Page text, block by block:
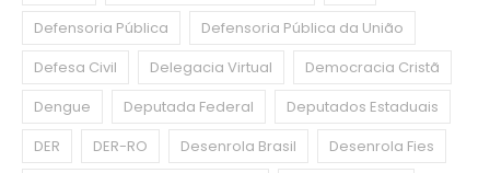
Defensoria Pública
Defensoria Pública da União
Defesa Civil
Delegacia Virtual
Democracia Cristã
Dengue
Deputada Federal
Deputados Estaduais
DER
DER-RO Desenrola Brasil
Desenrola Fies